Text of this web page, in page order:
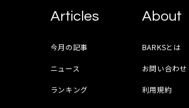
Articles
今月の記事
ニュース
ランキング
About
BARKSとは
お問い合わせ
利用規約